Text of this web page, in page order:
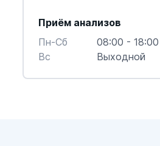
Приём анализов
Пн-Cб
08:00 - 18:00
Вс
Выходной